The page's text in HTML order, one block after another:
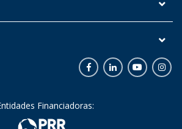
FacebookLinkedInYoutube
Financiadoras: